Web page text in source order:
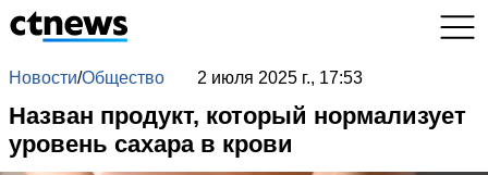
Новости/Общество 2 июля 2025 г., 17:53
Назван продукт, который нормализует
уровень сахара в крови